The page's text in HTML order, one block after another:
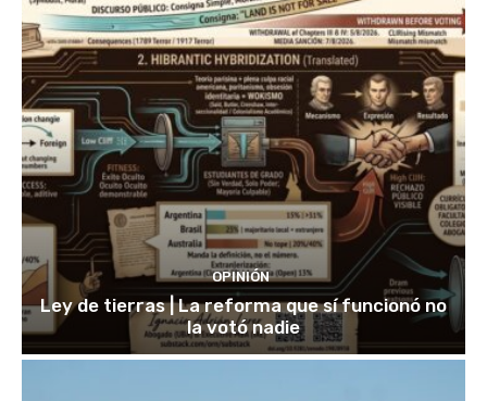
OPINIÓN
Ley de tierras | La reforma que sí funcionó no
la votó nadie